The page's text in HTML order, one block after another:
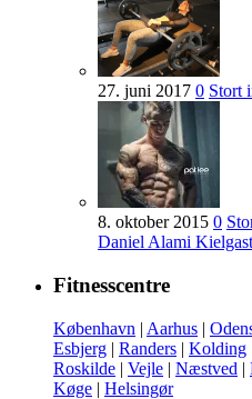
27. juni 2017 0 Stort
8. oktober 2015 0
Daniel Alami Kielgast
Fitnesscentre
København | Aarhus |
Esbjerg | Randers | Kolding
Roskilde | Vejle | Næstved |
Køge | Helsingør